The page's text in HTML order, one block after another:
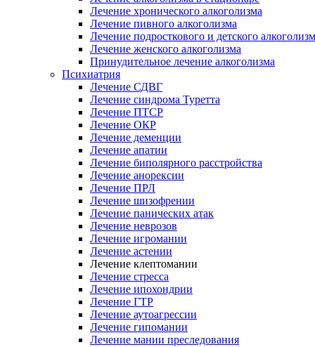
Лечение хронического алкоголизма
Лечение пивного алкоголизма
Лечение подросткового и детского
Лечение женского алкоголизма
Принудительное лечение алкоголизма
Психиатрия
Лечение СДВГ
Лечение синдрома Туретта
Лечение ПТСР
Лечение ОКР
Лечение деменции
Лечение апатии
Лечение биполярного расстройства
Лечение анорексии
Лечение ПРЛ
Лечение шизофрении
Лечение панических атак
Лечение неврозов
Лечение игромании
Лечение астении
Лечение клептомании
Лечение стресса
Лечение ипохондрии
Лечение ГТР
Лечение аутоагрессии
Лечение гипомании
Лечение мании преследования